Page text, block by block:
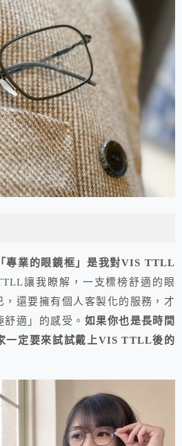
專業的眼鏡框」是我對VIS TTLL
讓我瞭解，一支標榜舒適的眼
還要擁有個人客製化的服務，才
適」的感受。 如果你也是長時間
一定要來試試戴上VIS TTLL後的